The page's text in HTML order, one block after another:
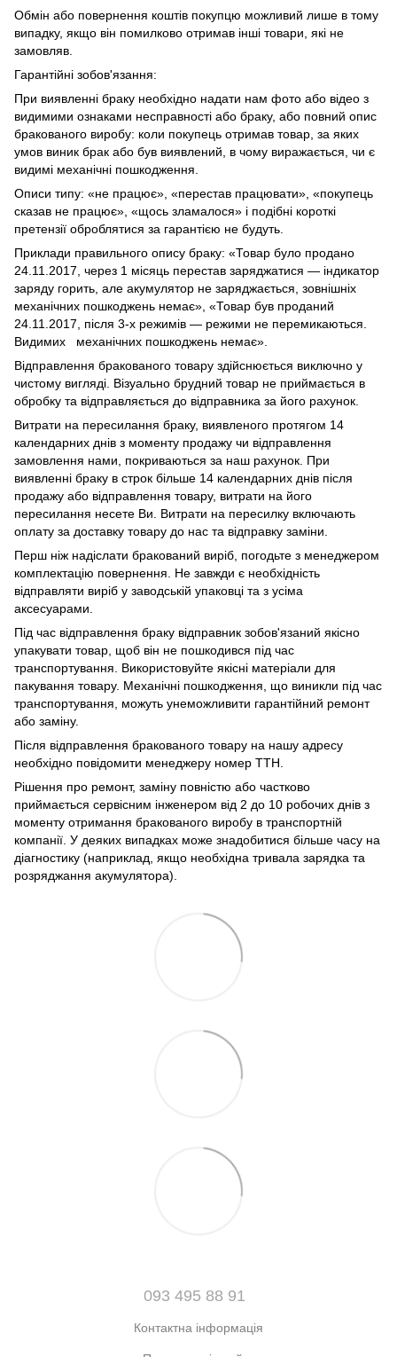
Обмін або повернення коштів покупцю можливий лише в тому
випадку, якщо він помилково отримав інші товари, які не
замовляв.
Гарантійні зобов'язання:
При виявленні браку необхідно надати нам фото або відео з
видимими ознаками несправності або браку, або повний опис
бракованого виробу: коли покупець отримав товар, за яких
умов виник брак або був виявлений, в чому виражається, чи є
видимі механічні пошкодження.
Описи типу: «не працює», «перестав працювати», «покупець
сказав не працює», «щось зламалося» і подібні короткі
претензії оброблятися за гарантією не будуть.
Приклади правильного опису браку: «Товар було продано
24.11.2017, через 1 місяць перестав заряджатися — індикатор
заряду горить, але акумулятор не заряджається, зовнішніх
механічних пошкоджень немає», «Товар був проданий
24.11.2017, після 3-х режимів — режими не перемикаються.
Видимих механічних пошкоджень немає».
Відправлення бракованого товару здійснюється виключно у
чистому вигляді. Візуально брудний товар не приймається в
обробку та відправляється до відправника за його рахунок.
Витрати на пересилання браку, виявленого протягом 14
календарних днів з моменту продажу чи відправлення
замовлення нами, покриваються за наш рахунок. При
виявленні браку в строк більше 14 календарних днів після
продажу або відправлення товару, витрати на його
пересилання несете Ви. Витрати на пересилку включають
оплату за доставку товару до нас та відправку заміни.
Перш ніж надіслати бракований виріб, погодьте з менеджером
комплектацію повернення. Не завжди є необхідність
відправляти виріб у заводській упаковці та з усіма
аксесуарами.
Під час відправлення браку відправник зобов'язаний якісно
упакувати товар, щоб він не пошкодився під час
транспортування. Використовуйте якісні матеріали для
пакування товару. Механічні пошкодження, що виникли під час
транспортування, можуть унеможливити гарантійний ремонт
або заміну.
Після відправлення бракованого товару на нашу адресу
необхідно повідомити менеджеру номер ТТН.
Рішення про ремонт, заміну повністю або частково
приймається сервісним інженером від 2 до 10 робочих днів з
моменту отримання бракованого виробу в транспортній
компанії. У деяких випадках може знадобитися більше часу на
діагностику (наприклад, якщо необхідна тривала зарядка та
розряджання акумулятора).
093 495 88 91
Контактна інформація